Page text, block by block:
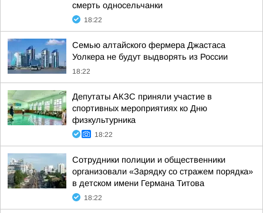
смерть односельчанки
18:22
Семью алтайского фермера Джастаса
Уолкера не будут выдворять из России
18:22
Депутаты АКЗС приняли участие в
спортивных мероприятиях ко Дню
физкультурника
18:22
Сотрудники полиции и общественники
организовали «Зарядку со стражем порядка»
в детском имени Германа Титова
18:22